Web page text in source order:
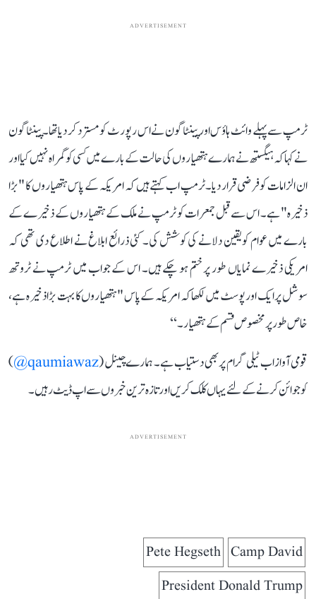
ADVERTISEMENT
ٹرمپ سے پہلے وائٹ ہاؤس اور پینٹاگون نے اس رپورٹ کو مسترد کر دیا تھا۔ پینٹاگون
نے کہا کہ ہیگستھ نے ہمارے ہتھیاروں کی حالت کے بارے میں کسی کو گمراہ نہیں کیا اور
ان الزامات کو فرضی قرار دیا۔ٹرمپ اب کہتے ہیں کہ امریکہ کے پاس ہتھیاروں کا "بڑا
ذخیرہ" ہے۔ اس سے قبل جمعرات کو ٹرمپ نے ملک کے ہتھیاروں کے ذخیرے کے
بارے میں عوام کو یقین دلانے کی کوشش کی۔ کئی ذرائع ابلاغ نے اطلاع دی تھی کہ
امریکی ذخیرے نمایاں طور پر ختم ہو چکے ہیں۔ اس کے جواب میں ٹرمپ نے ٹروتھ
سوشل پر ایک اور پوسٹ میں لکھا کہ امریکہ کے پاس "ہتھیاروں کا بہت بڑا ذخیرہ ہے،
خاص طور پر مخصوص قسم کے ہتھیار۔‘‘
قومی آواز اب ٹیلی گرام پر بھی دستیاب ہے۔ ہمارے چینل (qaumiawaz@
)
کو جوائن کرنے کے لئے یہاں کلک کریں اور تازہ ترین خبروں سے اپ ڈیٹ رہیں۔
ADVERTISEMENT
Camp David
Pete Hegseth
President Donald Trump